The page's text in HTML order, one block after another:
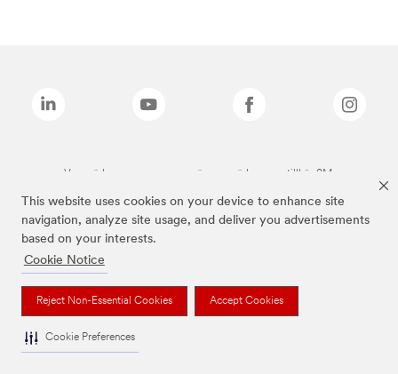
This website uses cookies on your device to enhance site
navigation, analyze site usage, and deliver you advertisements
based on your interests.
Cookie Notice
Reject Non-Essential Cookies Accept Cookies
Cookie Preferences
Varumärken som anges ovan är varumärken som tillhör 3M.